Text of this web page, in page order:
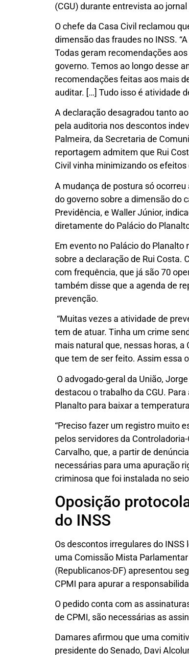
(CGU) durante entrevista ao jornal
O chefe da Casa Civil reclamou
dimensão das fraudes no INSS.
Todas geram recomendações
governo. Temos ao longo desse
recomendações feitas aos mais
auditar. […] Tudo isso é atividade
A declaração desagradou tanto
pela auditoria nos descontos
Palmeira, da Secretaria de
reportagem admitem que Rui
Civil vinha minimizando os
A mudança de postura só
do governo sobre a dimensão do
Previdência, e Waller Júnior,
diretamente do Palácio do
Em evento no Palácio do
sobre a declaração de Rui Costa.
com frequência, que já são 70
também disse que a agenda de
prevenção.
“Muitas vezes a atividade de
tem de atuar. Tinha um crime
mais natural que, nessas horas,
que tem de ser feito. Assim essa
O advogado-geral da União,
destacou o trabalho da CGU.
Planalto para baixar a
“Preciso fazer um registro muito
pelos servidores da
Carvalho, que, a partir de
necessárias para uma apuração
criminosa que foi instalada no
Oposição
do INSS
Os descontos irregulares do
uma Comissão Mista
(Republicanos-DF) apresentou
CPMI para apurar a
O pedido conta com as
de CPMI, são necessárias as
Damares afirmou que uma
presidente do Senado, Davi